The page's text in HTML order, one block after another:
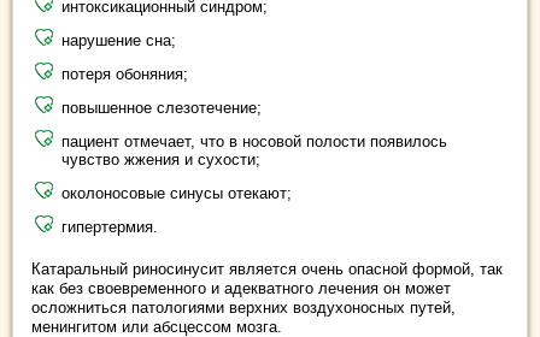
интоксикационный синдром;
нарушение сна;
потеря обоняния;
повышенное слезотечение;
пациент отмечает, что в носовой полости появилось
чувство жжения и сухости;
околоносовые синусы отекают;
гипертермия.
Катаральный риносинусит является очень опасной формой, так
как без своевременного и адекватного лечения он может
осложниться патологиями верхних воздухоносных путей,
менингитом или абсцессом мозга.